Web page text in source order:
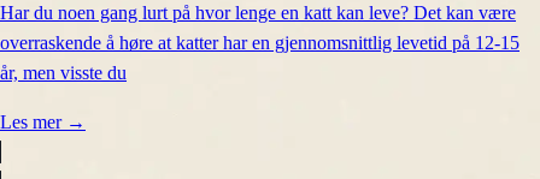
Har du noen gang lurt på hvor lenge en katt kan leve? Det kan være
overraskende å høre at katter har en gjennomsnittlig levetid på 12-15
år, men visste du
Les mer →